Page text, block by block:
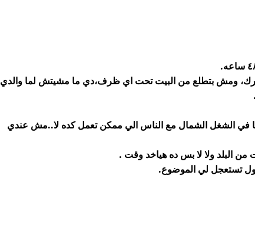
تتحرك، ومش بتطلع من البيت تحت اي ظرف،دي ما مشيتش لما والدي
في الشغل الشمال مع الناس الي ممكن تعمل كده لا..مش عندي
البلد ولا لا بس ده هياخد وقت .
تستعجل لي الموضوع.